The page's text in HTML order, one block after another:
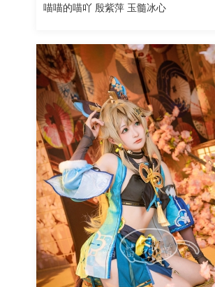
魅丝社
喵喵的喵吖 殷紫萍 玉髓冰心